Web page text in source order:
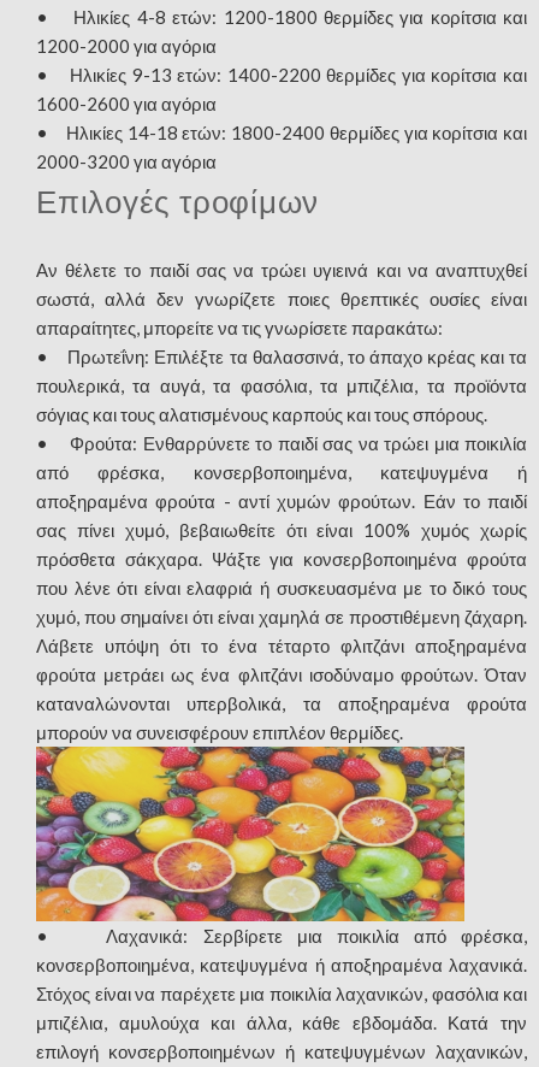
• Ηλικίες 4-8 ετών: 1200-1800 θερμίδες για κορίτσια και
1200-2000 για αγόρια
• Ηλικίες 9-13 ετών: 1400-2200 θερμίδες για κορίτσια και
1600-2600 για αγόρια
• Ηλικίες 14-18 ετών: 1800-2400 θερμίδες για κορίτσια και
2000-3200 για αγόρια
Επιλογές τροφίμων
Αν θέλετε το παιδί σας να τρώει υγιεινά και να αναπτυχθεί
σωστά, αλλά δεν γνωρίζετε ποιες θρεπτικές ουσίες είναι
απαραίτητες, μπορείτε να τις γνωρίσετε παρακάτω:
• Πρωτεΐνη: Επιλέξτε τα θαλασσινά, το άπαχο κρέας και τα
πουλερικά, τα αυγά, τα φασόλια, τα μπιζέλια, τα προϊόντα
σόγιας και τους αλατισμένους καρπούς και τους σπόρους.
• Φρούτα: Ενθαρρύνετε το παιδί σας να τρώει μια ποικιλία
από φρέσκα, κονσερβοποιημένα, κατεψυγμένα ή
αποξηραμένα φρούτα - αντί χυμών φρούτων. Εάν το παιδί
σας πίνει χυμό, βεβαιωθείτε ότι είναι 100% χυμός χωρίς
πρόσθετα σάκχαρα. Ψάξτε για κονσερβοποιημένα φρούτα
που λένε ότι είναι ελαφριά ή συσκευασμένα με το δικό τους
χυμό, που σημαίνει ότι είναι χαμηλά σε προστιθέμενη ζάχαρη.
Λάβετε υπόψη ότι το ένα τέταρτο φλιτζάνι αποξηραμένα
φρούτα μετράει ως ένα φλιτζάνι ισοδύναμο φρούτων. Όταν
καταναλώνονται υπερβολικά, τα αποξηραμένα φρούτα
μπορούν να συνεισφέρουν επιπλέον θερμίδες.
• Λαχανικά: Σερβίρετε μια ποικιλία από φρέσκα,
κονσερβοποιημένα, κατεψυγμένα ή αποξηραμένα λαχανικά.
Στόχος είναι να παρέχετε μια ποικιλία λαχανικών, φασόλια και
μπιζέλια, αμυλούχα και άλλα, κάθε εβδομάδα. Κατά την
επιλογή κονσερβοποιημένων ή κατεψυγμένων λαχανικών,